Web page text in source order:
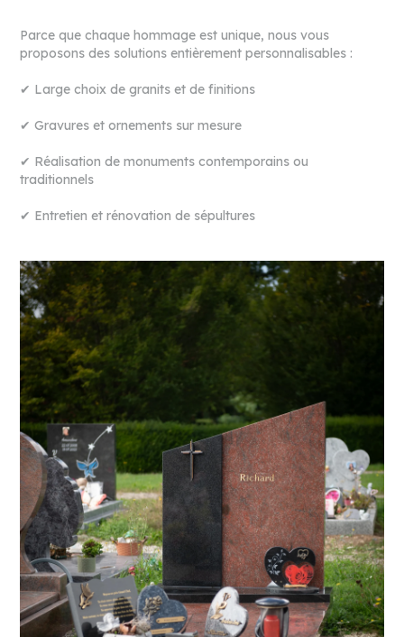
Parce que chaque hommage est unique, nous vous
proposons des solutions entièrement personnalisables :
✔ Large choix de granits et de finitions
✔ Gravures et ornements sur mesure
✔ Réalisation de monuments contemporains ou
traditionnels
✔ Entretien et rénovation de sépultures